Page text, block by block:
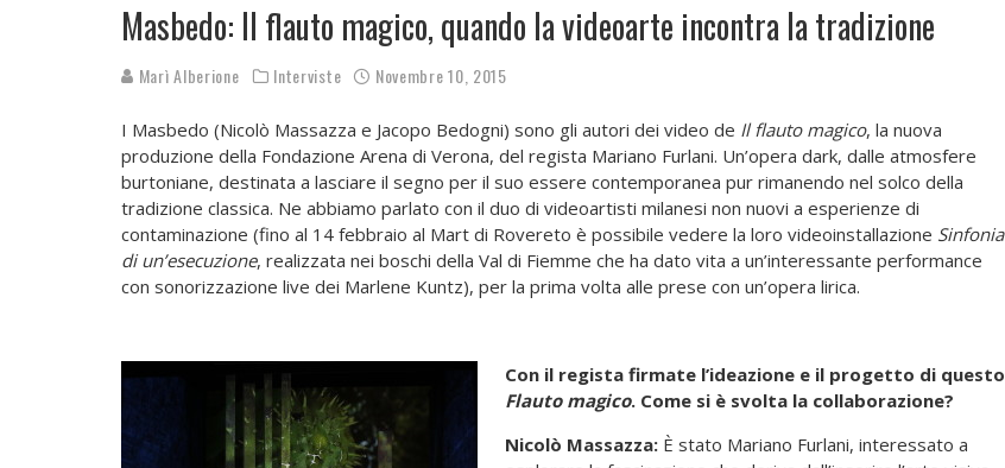
Masbedo: Il flauto magico, quando la videoarte incontra la tradizione
Marì Alberione Interviste Novembre 10, 2015
I Masbedo (Nicolò Massazza e Jacopo Bedogni) sono gli autori dei video de Il flauto magico, la nuova
produzione della Fondazione Arena di Verona, del regista Mariano Furlani. Un’opera dark, dalle atmosfere
burtoniane, destinata a lasciare il segno per il suo essere contemporanea pur rimanendo nel solco della
tradizione classica. Ne abbiamo parlato con il duo di videoartisti milanesi non nuovi a esperienze di
contaminazione (fino al 14 febbraio al Mart di Rovereto è possibile vedere la loro videoinstallazione Sinfonia
di un’esecuzione, realizzata nei boschi della Val di Fiemme che ha dato vita a un’interessante performance
con sonorizzazione live dei Marlene Kuntz), per la prima volta alle prese con un’opera lirica.
Con il regista firmate l’ideazione e il progetto di questo
Flauto magico. Come si è svolta la collaborazione?
Nicolò Massazza:È stato Mariano Furlani, interessato a